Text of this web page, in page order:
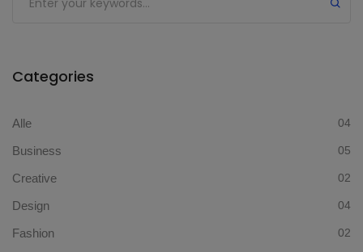
Categories
Alle 04
Business 05
Creative 02
Design 04
Fashion 02